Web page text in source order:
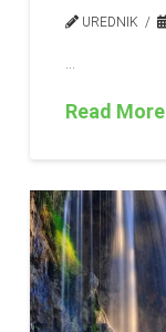
UREDNIK
…
Read More